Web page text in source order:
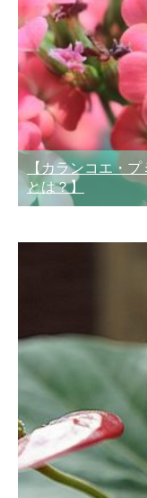
【カランコエ・
とは？】